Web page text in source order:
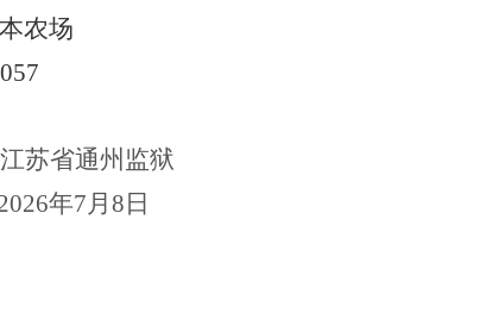
农场
江苏省通州监狱
026年7月 8 日